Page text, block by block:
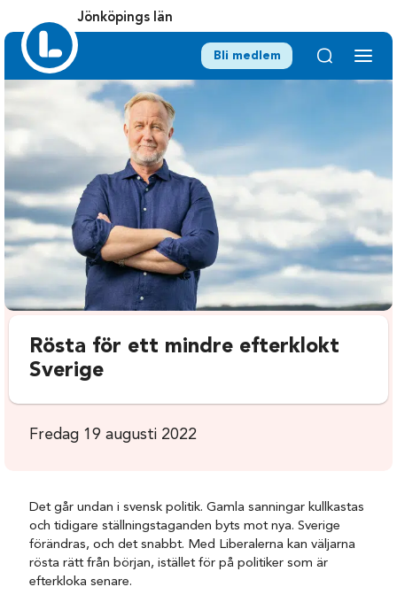
Jönköpings län
Bli medlem
Rösta för ett mindre efterklokt
Sverige
Fredag 19 augusti 2022
Det går undan i svensk politik. Gamla sanningar kullkastas
och tidigare ställningstaganden byts mot nya. Sverige
förändras, och det snabbt. Med Liberalerna kan väljarna
rösta rätt från början, istället för på politiker som är
efterkloka senare.